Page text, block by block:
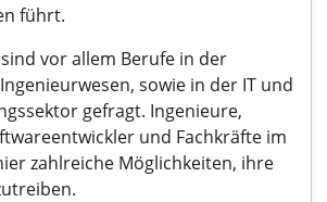
führt.
vor allem Berufe in der
sowie in der IT und
gefragt. Ingenieure,
und Fachkräfte im
zahlreiche Möglichkeiten, ihre